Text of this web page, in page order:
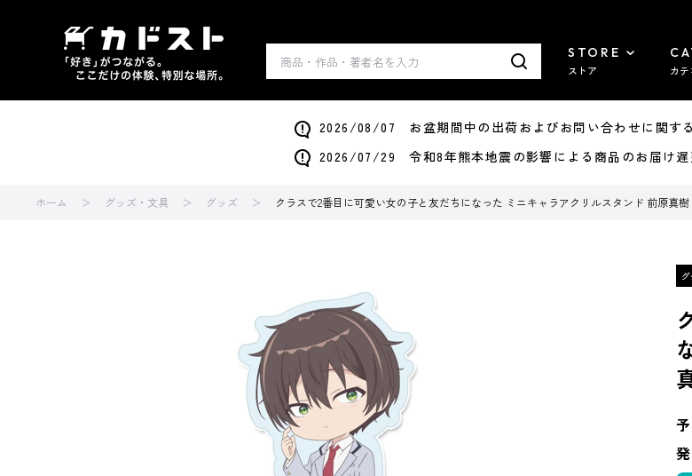
STORE
ストア カテ
2026/08/07 お盆期間中の出荷およびお問い合わせに関す
2026/07/29 令和8年熊本地震の影響による商品のお届け遅
ホーム グッズ・文具 グッズ クラスで2番目に可愛い女の子と友だちになった ミニキャラアクリルスタンド 前原真樹